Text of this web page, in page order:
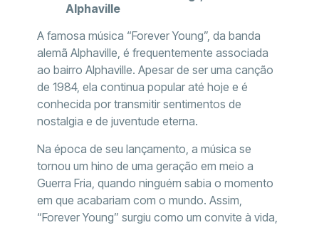
Alphaville
A famosa música “Forever Young”, da banda
alemã Alphaville, é frequentemente associada
ao bairro Alphaville. Apesar de ser uma canção
de 1984, ela continua popular até hoje e é
conhecida por transmitir sentimentos de
nostalgia e de juventude eterna.
Na época de seu lançamento, a música se
tornou um hino de uma geração em meio a
Guerra Fria, quando ninguém sabia o momento
em que acabariam com o mundo. Assim,
“Forever Young” surgiu como um convite à vida,